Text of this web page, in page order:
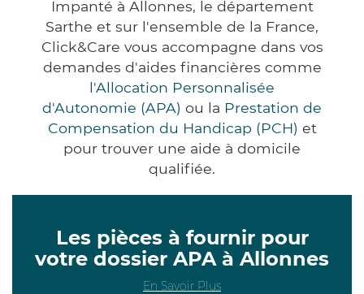
Impanté à Allonnes, le département
Sarthe et sur l'ensemble de la France,
Click&Care vous accompagne dans vos
demandes d'aides financières comme
l'Allocation Personnalisée
d'Autonomie (APA) ou la Prestation de
Compensation du Handicap (PCH) et
pour trouver une aide à domicile
qualifiée.
Les pièces à fournir pour
votre dossier APA à Allonnes
En Savoir Plus